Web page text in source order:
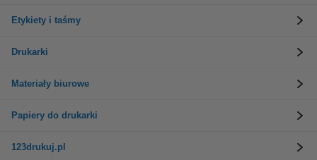
Etykiety i taśmy
Drukarki
Materiały biurowe
Papiery do drukarki
123drukuj.pl